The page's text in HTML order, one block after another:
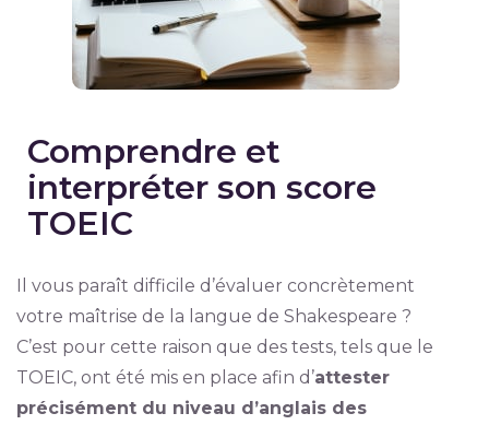
Comprendre et
interpréter son score
TOEIC
Il vous paraît difficile d’évaluer concrètement
votre maîtrise de la langue de Shakespeare ?
C’est pour cette raison que des tests, tels que le
TOEIC, ont été mis en place afin d’attester
précisément du niveau d’anglais des